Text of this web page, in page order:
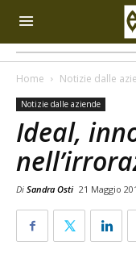
Home Notizie dalle
Notizie dalle aziende
Ideal,
Di Sandra Osti 21 Maggio